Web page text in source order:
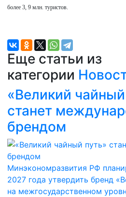
более 3, 9 млн. туристов.
Еще статьи из
категории
«Великий чайный
станет
брендом
Минэкономразвития РФ
2027 года утвердить бренд
на межгосударственном